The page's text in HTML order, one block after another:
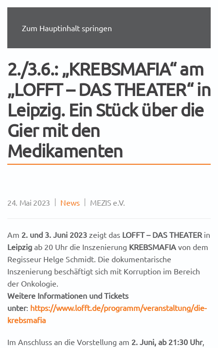
Zum Hauptinhalt springen
2./3.6.: „KREBSMAFIA“ am
„LOFFT – DAS THEATER“ in
Leipzig. Ein Stück über die
Gier mit den
Medikamenten
24. Mai 2023 News MEZIS e.V.
Am 2. und 3. Juni 2023 zeigt das LOFFT – DAS THEATER in
Leipzig ab 20 Uhr die Inszenierung KREBSMAFIA von dem
Regisseur Helge Schmidt. Die dokumentarische
Inszenierung beschäftigt sich mit Korruption im Bereich
der Onkologie.
Weitere Informationen und Tickets
unter: https://www.lofft.de/programm/veranstaltung/die-
krebsmafia
Im Anschluss an die Vorstellung am 2. Juni, ab 21:30 Uhr,